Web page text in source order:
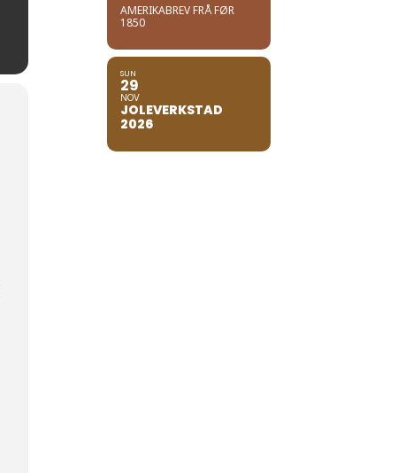
AMERIKABREV FRÅ FØR
1850
SUN
29
NOV
JOLEVERKSTAD
2026